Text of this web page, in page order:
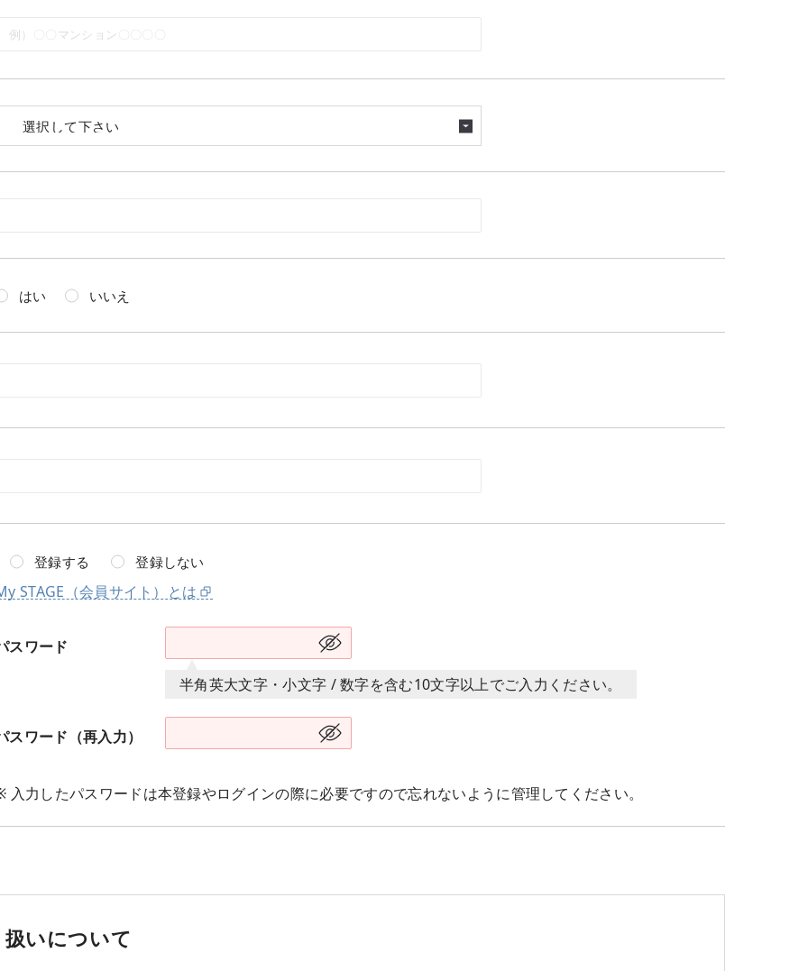
はい いいえ
登録する 登録しない
STAGE（会員サイト）とは
スワード
半角英大文字・小文字 / 数字を含む10文字以上でご入力ください。
スワード（再入力）
入力したパスワードは本登録やログインの際に必要ですので忘れないように管理してください。
いについて